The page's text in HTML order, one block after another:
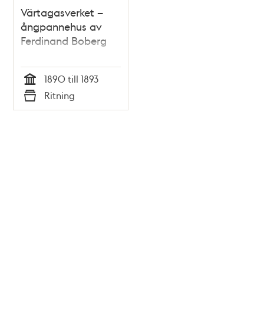
Värtagasverket –
ångpannehus av
Ferdinand Boberg
Tid
1890 till 1893
Typ
Ritning